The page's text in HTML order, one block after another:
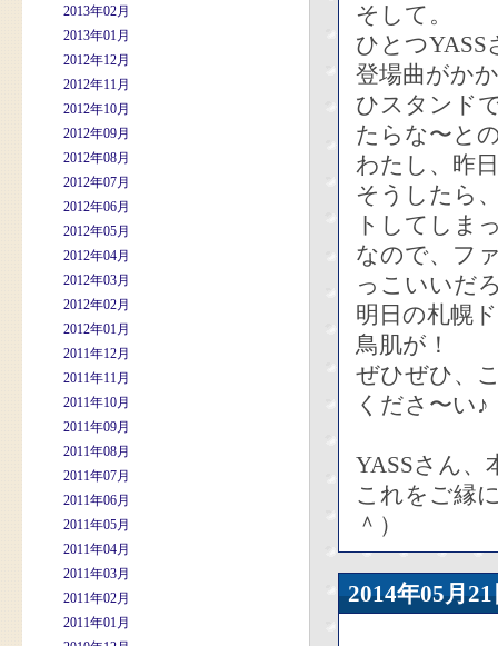
2013年02月
2013年01月
2012年12月
2012年11月
2012年10月
2012年09月
2012年08月
2012年07月
2012年06月
2012年05月
2012年04月
2012年03月
2012年02月
2012年01月
2011年12月
2011年11月
2011年10月
2011年09月
2011年08月
2011年07月
2011年06月
2011年05月
2011年04月
2011年03月
2011年02月
2011年01月
そして。
ひとつ
登場曲がか
ひスタンド
たらな〜と
わたし、昨
そうしたら
トしてしま
なので、フ
っこいいだ
明日の札幌
鳥肌が！
ぜひぜひ、
くださ〜い♪
YASSさん
これをご縁
＾）
2014年05